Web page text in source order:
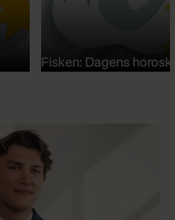
Fisken: Dagens